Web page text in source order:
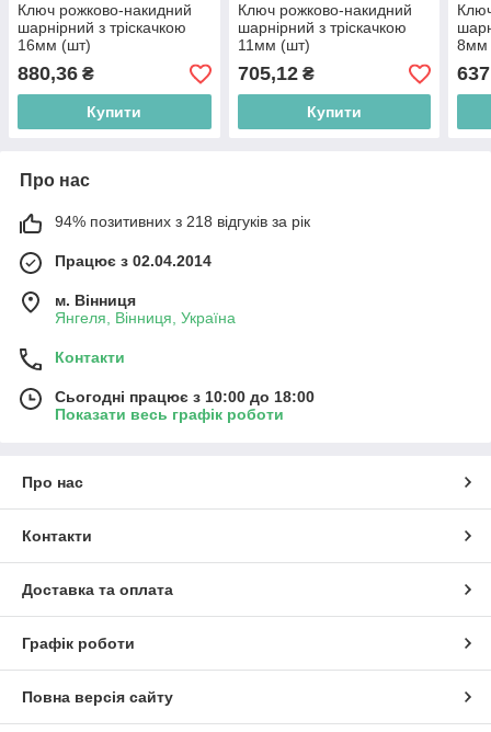
Ключ рожково-накидний
шарнірний з тріскачкою
16мм (шт)
880,36 ₴
Купити
Ключ рожково-накидний
шарнірний з тріскачкою
11мм (шт)
705,12₴
Купити
8мм
Про нас
94% позитивних з 218 відгуків за рік
Працює з 02.04.2014
м. Вінниця
Янгеля, Вінниця, Україна
Контакти
Сьогодні працює з 10:00 до 18:00
Показати весь графік роботи
Про нас
Контакти
Доставка та оплата
Графік роботи
Повна версія сайту